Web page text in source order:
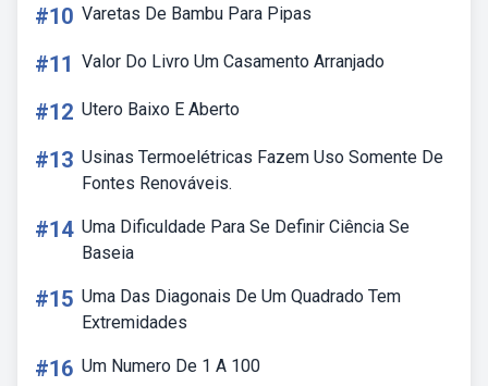
#10 Varetas De Bambu Para Pipas
#11 Valor Do Livro Um Casamento Arranjado
#12 Utero Baixo E Aberto
#13 Usinas Termoelétricas Fazem Uso Somente De
Fontes Renováveis.
#14 Uma Dificuldade Para Se Definir Ciência Se
Baseia
#15 Uma Das Diagonais De Um Quadrado Tem
Extremidades
#16 Um Numero De 1 A 100